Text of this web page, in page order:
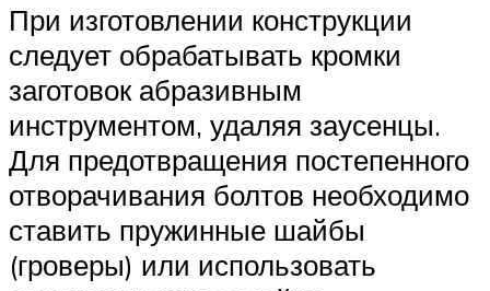
При изготовлении конструкции
следует обрабатывать кромки
заготовок абразивным
инструментом, удаляя заусенцы.
Для предотвращения постепенного
отворачивания болтов необходимо
ставить пружинные шайбы
(гроверы) или использовать